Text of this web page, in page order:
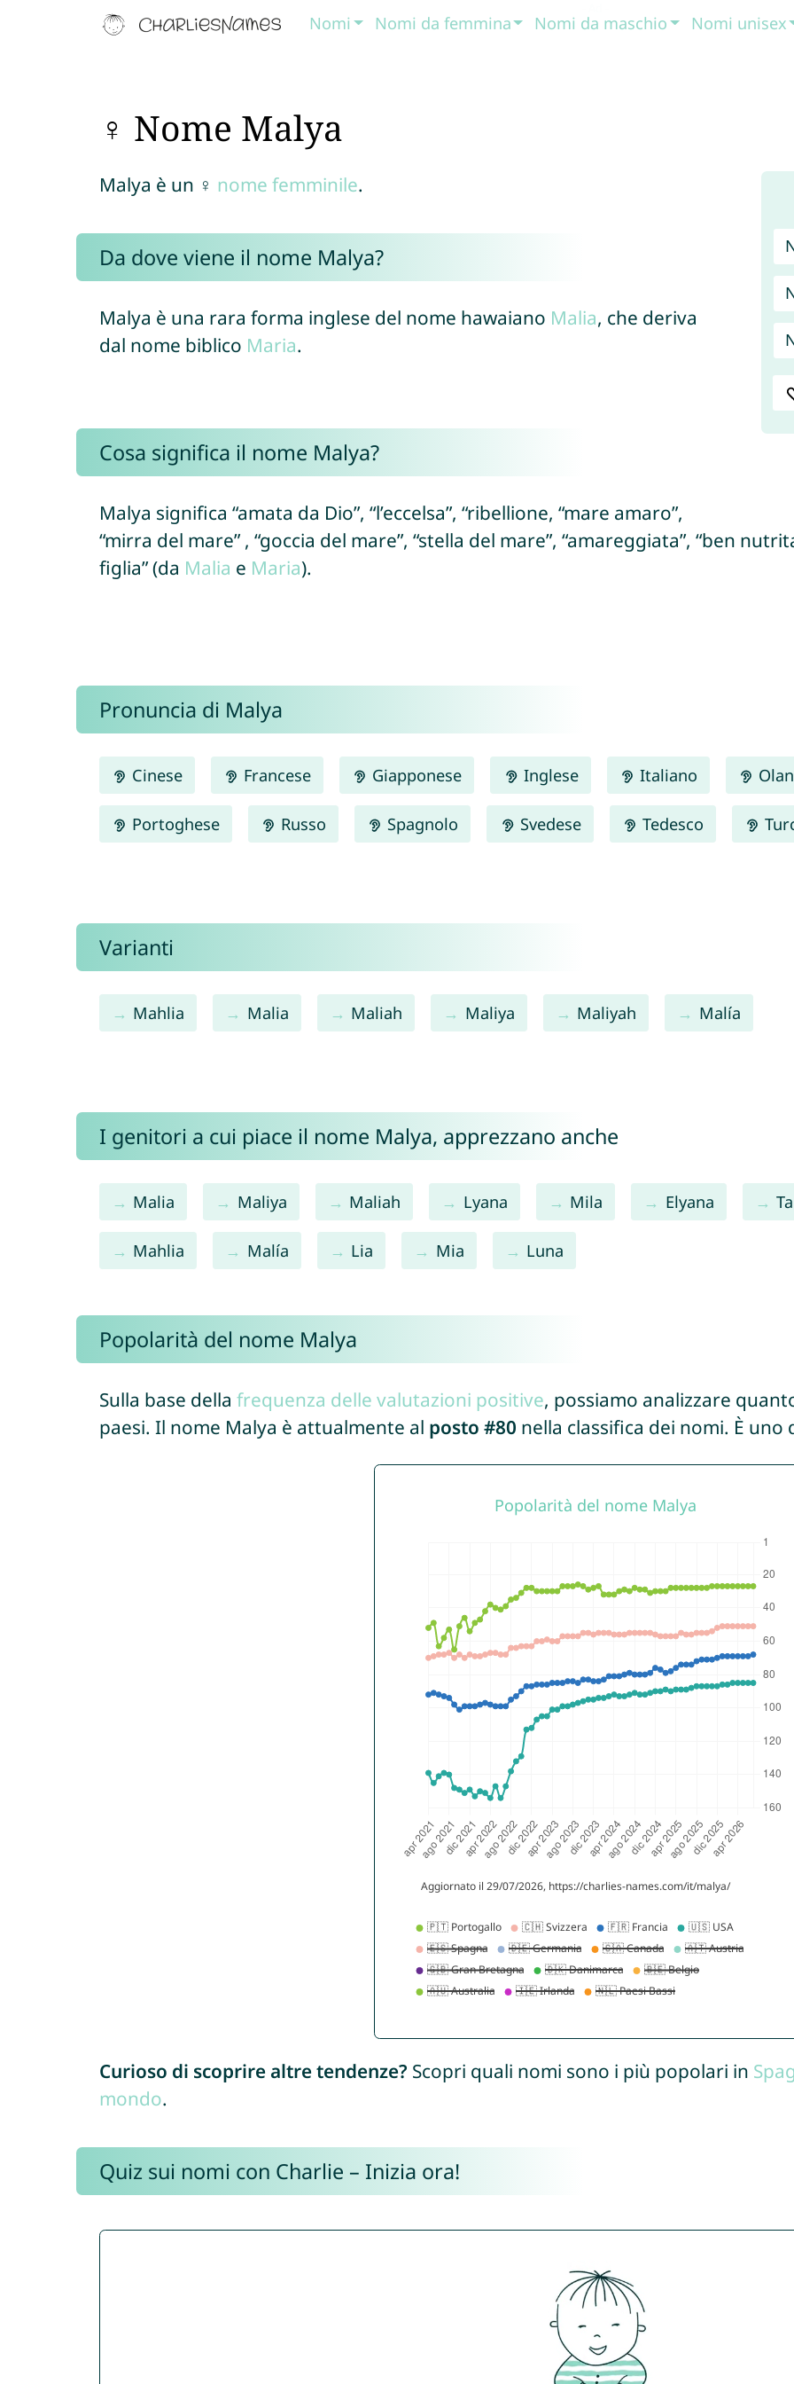
Nomi Nomi da femmina Nomi da maschio Nomi unisex
♀ Nome Malya
Malya è un ♀ nome femminile.
Da dove viene il nome Malya?
Malya è una rara forma inglese del nome hawaiano Malia, che deriva
dal nome biblico Maria.
Cosa significa il nome Malya?
Malya significa “amata da Dio”, “l’eccelsa”, “ribellione, “mare amaro”,
“mirra del mare” , “goccia del mare”, “stella del mare”, “amareggiata”, “ben
figlia” (da Malia e Maria).
Pronuncia di Malya
Cinese Francese Giapponese Inglese Italiano
Portoghese Russo Spagnolo Svedese Tedesco
Varianti
Mahlia Malia Maliah Maliya Maliyah Malía
I genitori a cui piace il nome Malya, apprezzano anche
Malia Maliya Maliah Lyana Mila Elyana
Mahlia Malía Lia Mia Luna
Popolarità del nome Malya
Sulla base della frequenza delle valutazioni positive, possiamo analizzare
paesi. Il nome Malya è attualmente al posto #80 nella classifica dei nomi. È
Curioso di scoprire altre tendenze? Scopri quali nomi sono i più popolari in
mondo.
Quiz sui nomi con Charlie – Inizia ora!